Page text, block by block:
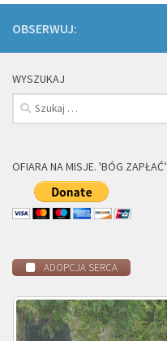
OBSERWUJ:
WYSZUKAJ
Szukaj:
OFIARA NA MISJE. 'BÓG ZAPŁAĆ’
ADOPCJA SERCA